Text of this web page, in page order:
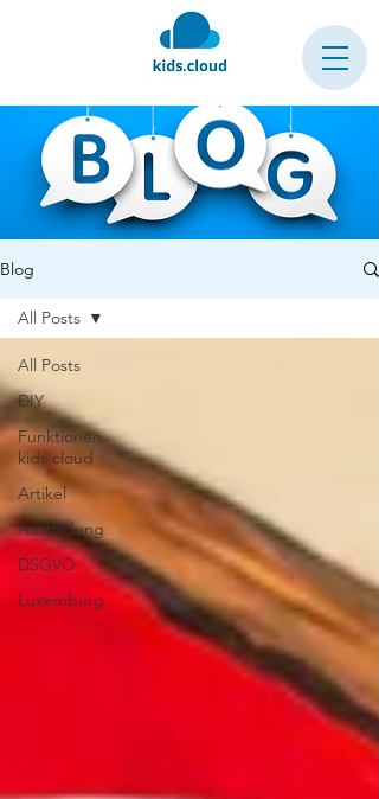
Blog
All Posts
DIY
Funktionen
kids.cloud
Artikel
Ausbildung
DSGVO
Luxemburg
All Posts